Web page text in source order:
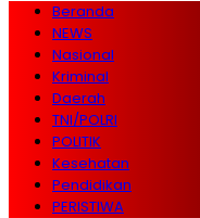
Beranda
NEWS
Nasional
Kriminal
Daerah
TNI/POLRI
POLITIK
Kesehatan
Pendidikan
PERISTIWA